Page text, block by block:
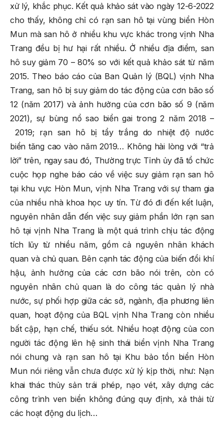
xử lý, khắc phục. Kết quả khảo sát vào ngày 12-6-2022
cho thấy, không chỉ có rạn san hô tại vùng biển Hòn
Mun mà san hô ở nhiều khu vực khác trong vịnh Nha
Trang đều bị hư hại rất nhiều. Ở nhiều địa điểm, san
hô suy giảm 70 – 80% so với kết quả khảo sát từ năm
2015. Theo báo cáo của Ban Quản lý (BQL) vịnh Nha
Trang, san hô bị suy giảm do tác động của cơn bão số
12 (năm 2017) và ảnh hưởng của cơn bão số 9 (năm
2021), sự bùng nổ sao biển gai trong 2 năm 2018 –
2019; rạn san hô bị tẩy trắng do nhiệt độ nước
biển tăng cao vào năm 2019… Không hài lòng với “trả
lời” trên, ngay sau đó, Thường trực Tỉnh ủy đã tổ chức
cuộc họp nghe báo cáo về việc suy giảm rạn san hô
tại khu vực Hòn Mun, vịnh Nha Trang với sự tham gia
của nhiều nhà khoa học uy tín. Từ đó đi đến kết luận,
nguyên nhân dẫn đến việc suy giảm phần lớn rạn san
hô tại vịnh Nha Trang là một quá trình chịu tác động
tích lũy từ nhiều năm, gồm cả nguyên nhân khách
quan và chủ quan. Bên cạnh tác động của biến đổi khí
hậu, ảnh hưởng của các cơn bão nói trên, còn có
nguyên nhân chủ quan là do công tác quản lý nhà
nước, sự phối hợp giữa các sở, ngành, địa phương liên
quan, hoạt động của BQL vịnh Nha Trang còn nhiều
bất cập, hạn chế, thiếu sót. Nhiều hoạt động của con
người tác động lên hệ sinh thái biển vịnh Nha Trang
nói chung và rạn san hô tại Khu bảo tồn biển Hòn
Mun nói riêng vẫn chưa được xử lý kịp thời, như: Nạn
khai thác thủy sản trái phép, nạo vét, xây dựng các
công trình ven biển không đúng quy định, xả thải từ
các hoạt động du lịch…